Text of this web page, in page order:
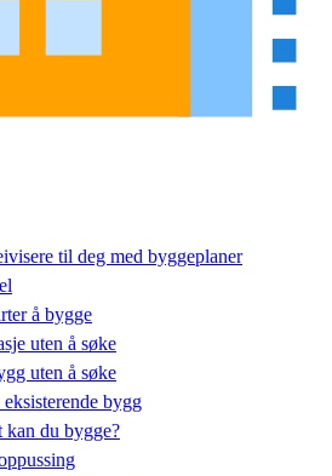
til deg med byggeplaner
å bygge
uten å søke
uten å søke
bygg
kan du bygge?